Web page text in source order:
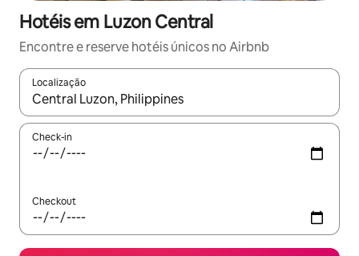
Hotéis em Luzon Central
Encontre e reserve hotéis únicos no Airbnb
Localização
Quando os resultados estiverem disponíveis, explore-os
Check-in
Checkout